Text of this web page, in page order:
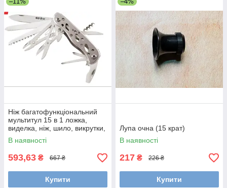
Ніж багатофункціональний
мультитул 15 в 1 ложка,
виделка, ніж, шило, викрутки,
пила, ножиці, штопор,
напилок
В наявності
593,63 ₴ 667 ₴
Купити
Лупа очна (15 крат)
В наявності
217 ₴ 226 ₴
Купити